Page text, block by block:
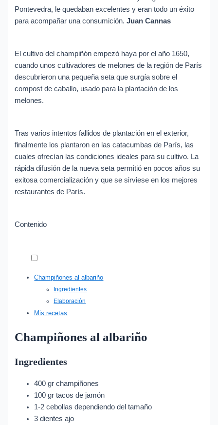
Pontevedra, le quedaban excelentes y eran todo un éxito
para acompañar una consumición.Juan Cannas
El cultivo del champiñón empezó haya por el año 1650,
cuando unos cultivadores de melones de la región de París
descubrieron una pequeña seta que surgía sobre el
compost de caballo, usado para la plantación de los
melones.
Tras varios intentos fallidos de plantación en el exterior,
finalmente los plantaron en las catacumbas de París, las
cuales ofrecían las condiciones ideales para su cultivo. La
rápida difusión de la nueva seta permitió en pocos años su
exitosa comercialización y que se sirviese en los mejores
restaurantes de París.
Contenido
Champiñones al albariño
Ingredientes
Elaboración
Mis recetas
Champiñones al albariño
Ingredientes
400 gr champiñones
100 gr tacos de jamón
1-2 cebollas dependiendo del tamaño
3 dientes ajo